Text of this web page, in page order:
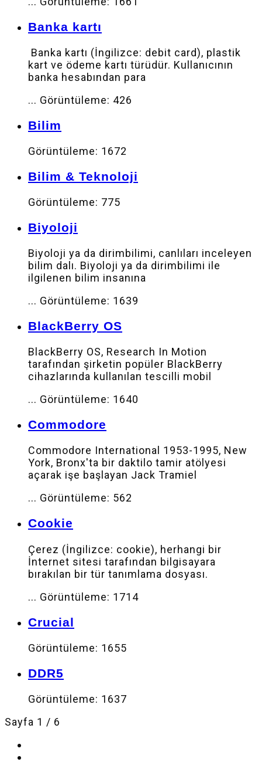
Banka kartı
Banka kartı (İngilizce: debit card), plastik
kart ve ödeme kartı türüdür. Kullanıcının
banka hesabından para
... Görüntüleme: 426
Bilim
Görüntüleme: 1672
Bilim & Teknoloji
Görüntüleme: 775
Biyoloji
Biyoloji ya da dirimbilimi, canlıları inceleyen
bilim dalı. Biyoloji ya da dirimbilimi ile
ilgilenen bilim insanına
... Görüntüleme: 1639
BlackBerry OS
BlackBerry OS, Research In Motion
tarafından şirketin popüler BlackBerry
cihazlarında kullanılan tescilli mobil
... Görüntüleme: 1640
Commodore
Commodore International 1953-1995, New
York, Bronx'ta bir daktilo tamir atölyesi
açarak işe başlayan Jack Tramiel
... Görüntüleme: 562
Cookie
Çerez (İngilizce: cookie), herhangi bir
İnternet sitesi tarafından bilgisayara
bırakılan bir tür tanımlama dosyası.
... Görüntüleme: 1714
Crucial
Görüntüleme: 1655
DDR5
Görüntüleme: 1637
Sayfa 1 / 6